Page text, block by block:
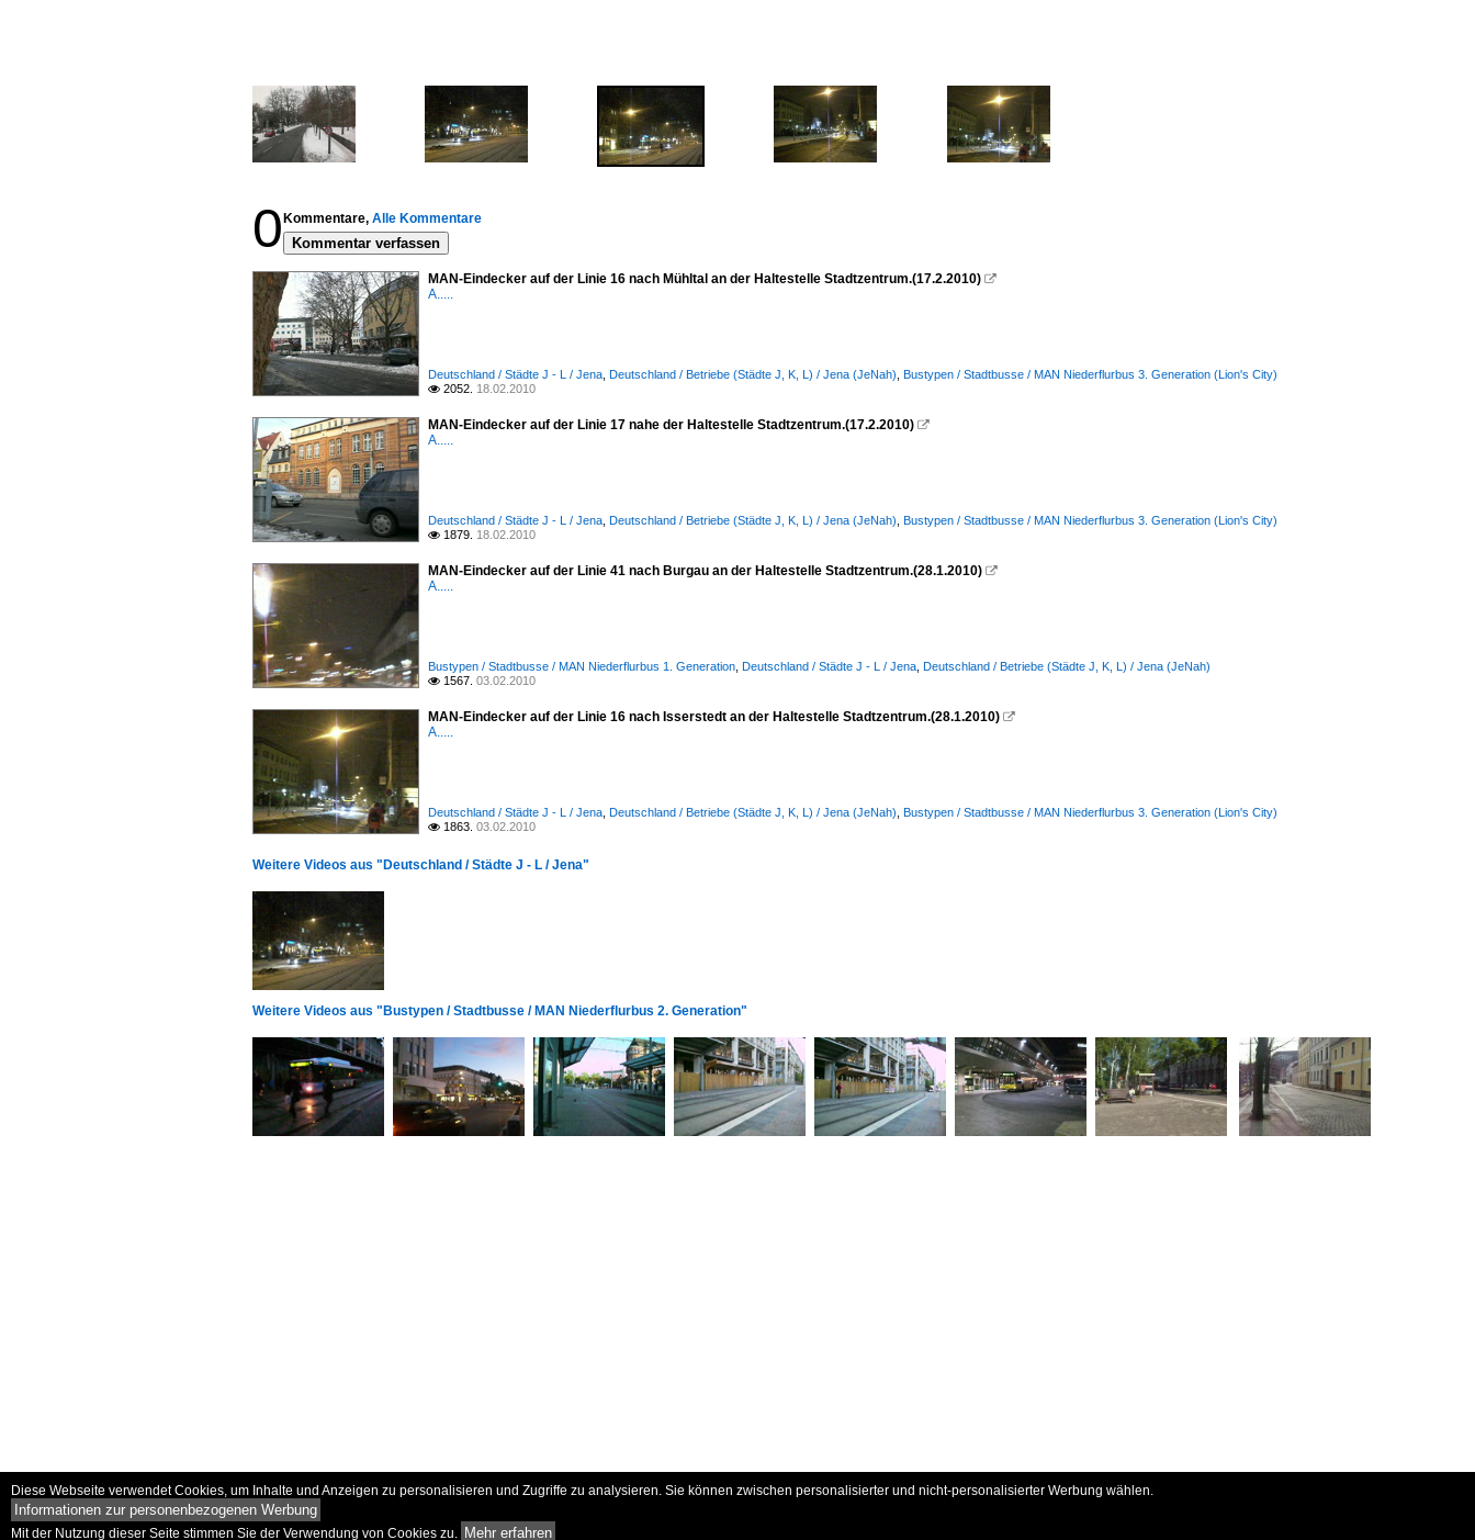
0 Kommentare, Alle Kommentare
Kommentar verfassen
MAN-Eindecker auf der Linie 16 nach Mühltal an der Haltestelle Stadtzentrum.(17.2.2010) 
A.....
Deutschland / Städte J - L / Jena Deutschland / Betriebe (Städte J, K, L) / Jena (JeNah) Bustypen / Stadtbusse / MAN Niederflurbus 3. Generation (Lion's City)
 2052. 18.02.2010
MAN-Eindecker auf der Linie 17 nahe der Haltestelle Stadtzentrum.(17.2.2010) 
A.....
Deutschland / Städte J - L / Jena Deutschland / Betriebe (Städte J, K, L) / Jena (JeNah) Bustypen / Stadtbusse / MAN Niederflurbus 3. Generation (Lion's City)
 1879. 18.02.2010
MAN-Eindecker auf der Linie 41 nach Burgau an der Haltestelle Stadtzentrum.(28.1.2010) 
A.....
Bustypen / Stadtbusse / MAN Niederflurbus 1. Generation Deutschland / Städte J - L / Jena Deutschland / Betriebe (Städte J, K, L) / Jena (JeNah)
 1567. 03.02.2010
MAN-Eindecker auf der Linie 16 nach Isserstedt an der Haltestelle Stadtzentrum.(28.1.2010) 
A.....
Deutschland / Städte J - L / Jena Deutschland / Betriebe (Städte J, K, L) / Jena (JeNah) Bustypen / Stadtbusse / MAN Niederflurbus 3. Generation (Lion's City)
 1863. 03.02.2010
Weitere Videos aus "Deutschland / Städte J - L / Jena"
Weitere Videos aus "Bustypen / Stadtbusse / MAN Niederflurbus 2. Generation"
Diese Webseite verwendet Cookies, um Inhalte und Anzeigen zu personalisieren und Zugriffe zu analysieren. Sie können zwischen personalisierter und nicht-personalisierter Werbung wählen.
Informationen zur personenbezogenen Werbung
Mit der Nutzung dieser Seite stimmen Sie der Verwendung von Cookies zu. Mehr erfahren